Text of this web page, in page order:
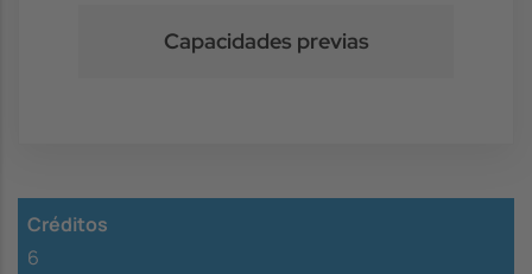
Capacidades previas
Créditos
6